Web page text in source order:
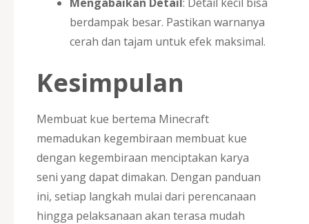
berdampak besar. Pastikan warnanya
cerah dan tajam untuk efek maksimal.
Kesimpulan
Membuat kue bertema Minecraft
memadukan kegembiraan membuat kue
dengan kegembiraan menciptakan karya
seni yang dapat dimakan. Dengan panduan
ini, setiap langkah mulai dari perencanaan
hingga pelaksanaan akan terasa mudah